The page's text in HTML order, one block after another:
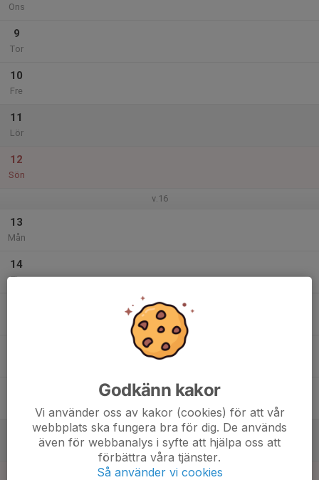
Ons
9
Tor
10
Fre
11
Lör
12
Sön
v.16
13
Mån
14
Tis
Godkänn kakor
Vi använder oss av kakor (cookies) för att vår
webbplats ska fungera bra för dig. De används
även för webbanalys i syfte att hjälpa oss att
förbättra våra tjänster.
Så använder vi cookies